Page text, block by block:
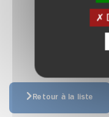
Retour à la liste